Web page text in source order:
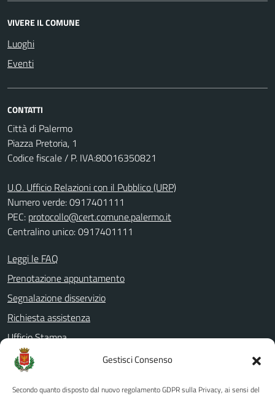
Gestisci Consenso
Secondo quanto disposto dal nuovo regolamento GDPR sulla Privacy, ai sensi del
VIVERE IL COMUNE
Luoghi
Eventi
CONTATTI
Città di Palermo
Piazza Pretoria, 1
Codice fiscale / P. IVA:80016350821
U.O. Ufficio Relazioni con il Pubblico (URP)
Numero verde: 0917401111
PEC: protocollo@cert.comune.palermo.it
Centralino unico: 0917401111
Leggi le FAQ
Prenotazione appuntamento
Segnalazione disservizio
Richiesta assistenza
Ufficio Stampa
Amministrazione Trasparente
Albo pretorio